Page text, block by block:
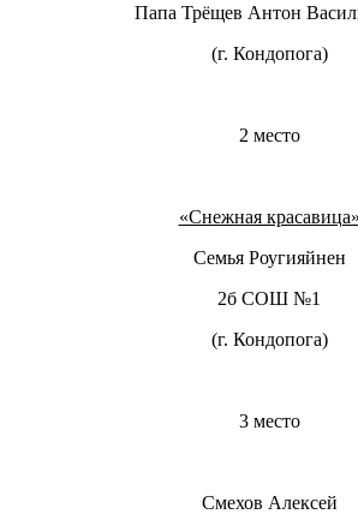
Папа Трёщев Антон
(г. Кондопога)
2 место
«Снежная красавица»
Семья Роугияйнен
2б СОШ №1
(г. Кондопога)
3 место
Смехов Алексей